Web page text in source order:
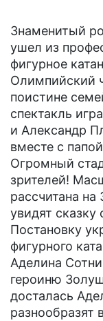
Знаменитый
ушел из
фигурное
Олимпийский
поистине
спектакль
и Александр
вместе с
Огромный
зрителей!
рассчитана
увидят
Постановку
фигурного
Аделина
героиню
досталась
разнообразят